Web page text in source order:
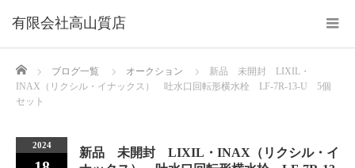
Home ブログ一覧 オークション
新品 未開封 LIXIL・
INAX（リクシル・イナックス） 吐水口回転形横水栓 LF-7R-13-U 5個
セット
2024
新品 未開封 LIXIL・INAX（リクシル・イ